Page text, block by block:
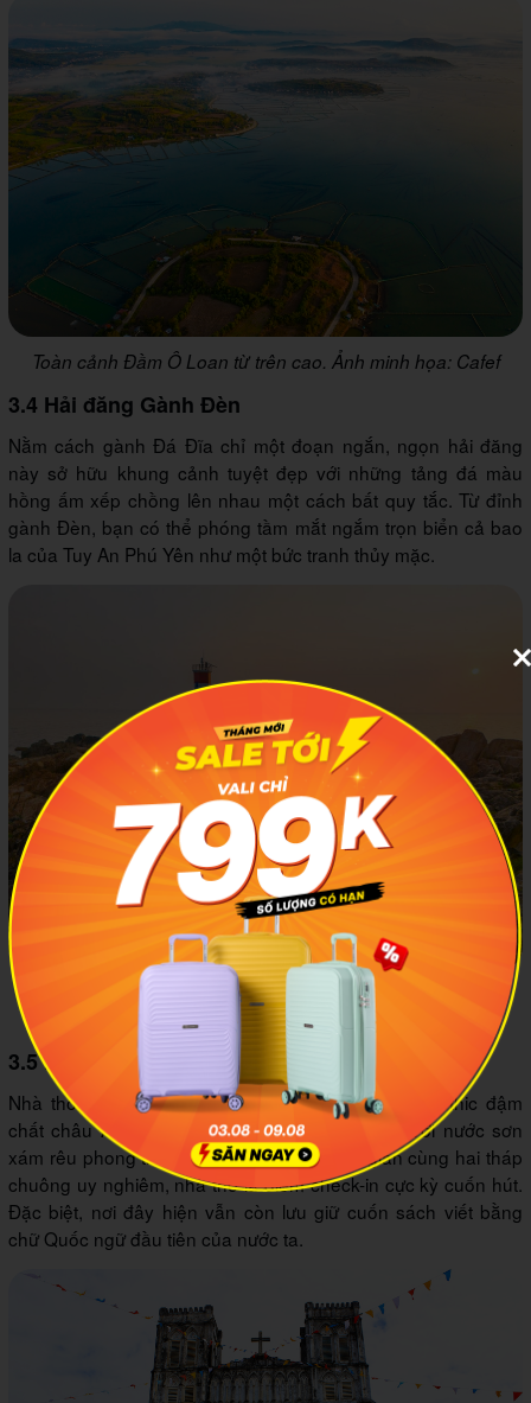
Toàn cảnh Đầm Ô Loan từ trên cao. Ảnh minh họa: Cafef
3.4 Hải đăng Gành Đèn
Nằm cách gành Đá Đĩa chỉ một đoạn ngắn, ngọn hải đăng
này sở hữu khung cảnh tuyệt đẹp với những tảng đá màu
hồng ấm xếp chồng lên nhau một cách bất quy tắc. Từ đỉnh
gành Đèn, bạn có thể phóng tầm mắt ngắm trọn biển cả bao
la của Tuy An Phú Yên như một bức tranh thủy mặc.
Hải đăng Gành Đèn là nơi bạn có thể ngắm toàn cảnh biển
Tuy An Phú Yên. Ảnh minh họa: Vietnamairlines
3.5 Nhà thờ Mằng Lăng cổ kính
Nhà thờ Mằng Lăng là một công trình kiến trúc Gothic đậm
chất châu Âu cổ kính giữa lòng xứ hoa vàng. Với nước sơn
xám rêu phong trầm mặc nhuốm màu thời gian cùng hai tháp
chuông uy nghiêm, nhà thờ là điểm check-in cực kỳ cuốn hút.
Đặc biệt, nơi đây hiện vẫn còn lưu giữ cuốn sách viết bằng
chữ Quốc ngữ đầu tiên của nước ta.